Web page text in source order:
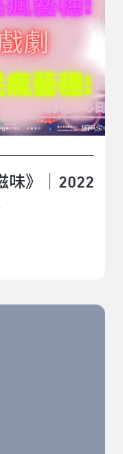
味》｜2022
臺北藝穗節《第